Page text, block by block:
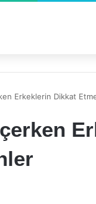
Erkeklerin Dikkat